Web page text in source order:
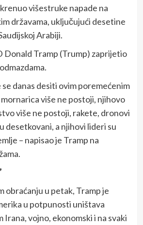
višestruke napade na
državama, uključujući desetine
Arabiji.
Donald Tramp (Trump) zaprijetio
se danas desiti ovim poremećenim
više ne postoji, njihovo
više ne postoji, rakete, dronovi
desetkovani, a njihovi lideri su
– napisao je Tramp na
obraćanju u petak, Tramp je
u potpunosti uništava
vojno, ekonomski i na svaki